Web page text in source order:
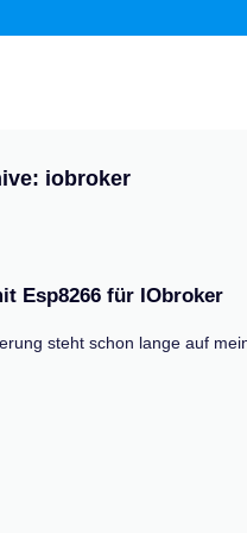
iobroker
Esp8266 für IObroker
steht schon lange auf